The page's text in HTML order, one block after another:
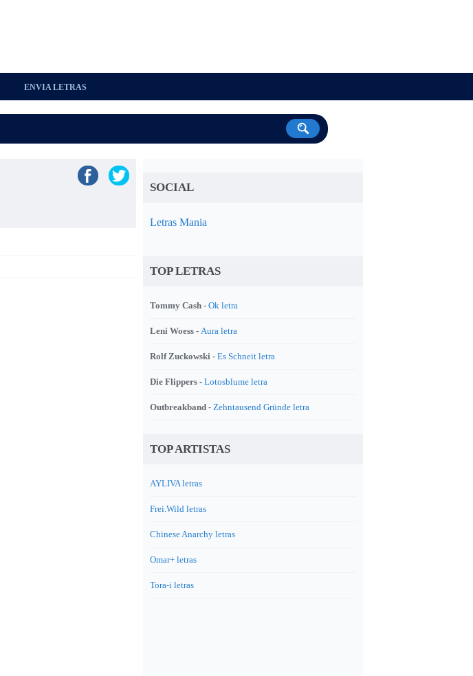
ENVIA LETRAS
SOCIAL
Letras Mania
TOP LETRAS
Tommy Cash - Ok letra
Leni Woess - Aura letra
Rolf Zuckowski - Es Schneit letra
Die Flippers - Lotosblume letra
Outbreakband - Zehntausend Gründe letra
TOP ARTISTAS
AYLIVA letras
Frei.Wild letras
Chinese Anarchy letras
Omar+ letras
Tora-i letras